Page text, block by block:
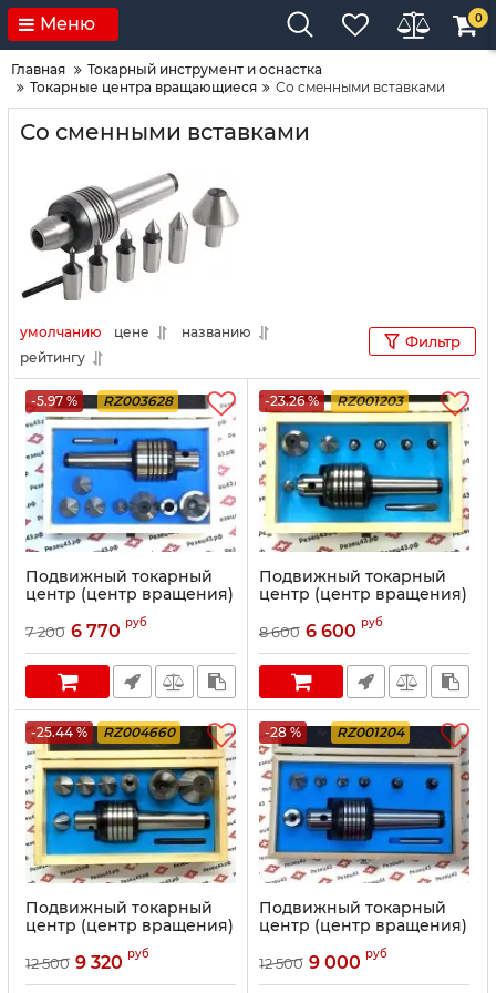
Меню 0
Главная
Токарный инструмент и оснастка
Токарные центра вращающиеся
Со сменными вставками
Со сменными вставками
умолчанию цене
названию
рейтингу
Фильтр
-5.97 % RZ003628
Подвижный токарный
центр (центр вращения)
с конусом Морзе 3, с
комплектом сменных
7 200 6 770 руб
-23.26 % RZ001203
Подвижный токарный
центр (центр вращения)
с конусом Морзе 3, с
комплектом сменных
8 600 6 600 руб
-25.44 % RZ004660
Подвижный токарный
центр (центр вращения)
с конусом Морзе 4 с
комплектом сменных
12 500 9 320 руб
-28 % RZ001204
Подвижный токарный
центр (центр вращения)
с конусом Морзе 4 с
комплектом сменных
12 500 9 000 руб